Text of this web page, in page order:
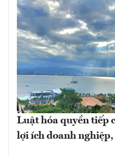
Luật hóa quyền tiếp
lợi ích doanh